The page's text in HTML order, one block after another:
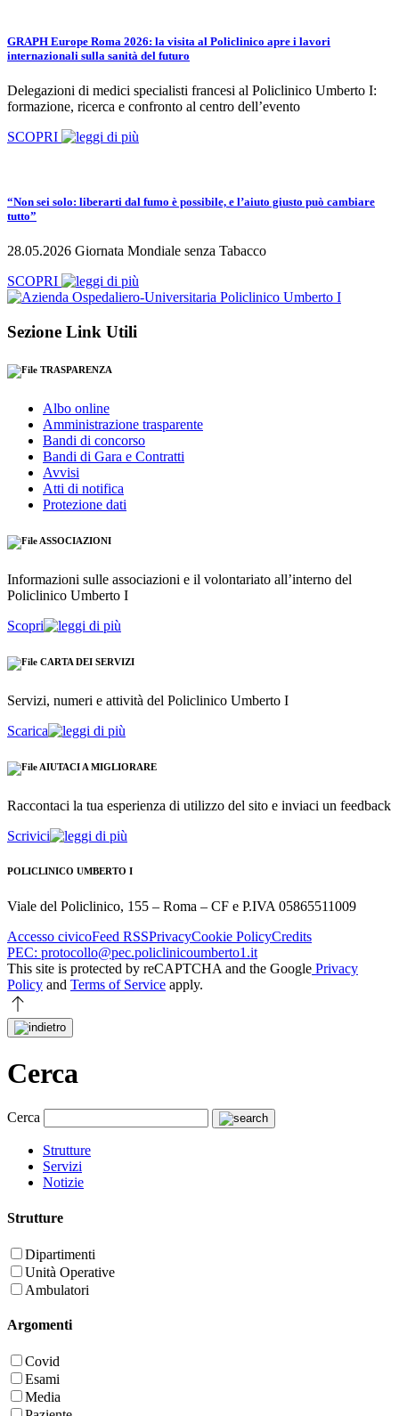
GRAPH Europe Roma 2026: la visita al Policlinico apre i lavori
internazionali sulla sanità del futuro
Delegazioni di medici specialisti francesi al Policlinico Umberto I:
formazione, ricerca e confronto al centro dell’evento
SCOPRI
“Non sei solo: liberarti dal fumo è possibile, e l’aiuto giusto può cambiare
tutto”
28.05.2026 Giornata Mondiale senza Tabacco
SCOPRI
Sezione Link Utili
TRASPARENZA
Albo online
Amministrazione trasparente
Bandi di concorso
Bandi di Gara e Contratti
Avvisi
Atti di notifica
Protezione dati
ASSOCIAZIONI
Informazioni sulle associazioni e il volontariato all’interno del
Policlinico Umberto I
Scopri
CARTA DEI SERVIZI
Servizi, numeri e attività del Policlinico Umberto I
Scarica
AIUTACI A MIGLIORARE
Raccontaci la tua esperienza di utilizzo del sito e inviaci un feedback
Scrivici
POLICLINICO UMBERTO I
Viale del Policlinico, 155 – Roma – CF e P.IVA 05865511009
Accesso civicoFeed RSSPrivacyCookie PolicyCredits
PEC: protocollo@pec.policlinicoumberto1.it
This site is protected by reCAPTCHA and the Google Privacy
Policy and Terms of Service apply.
Cerca
Cerca
Strutture
Servizi
Notizie
Strutture
Dipartimenti
Unità Operative
Ambulatori
Argomenti
Covid
Esami
Media